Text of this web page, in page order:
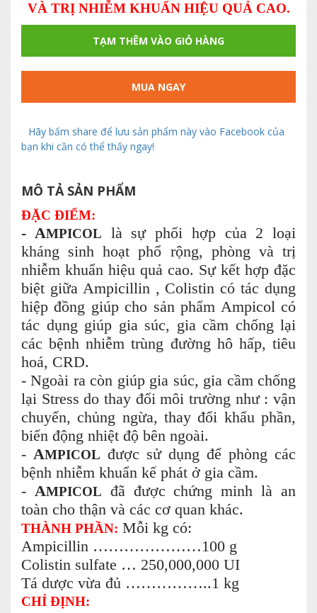
VÀ TRỊ NHIỄM KHUẨN HIỆU QUẢ CAO.
TẠM THÊM VÀO GIỎ HÀNG
MUA NGAY
Hãy bấm share để lưu sản phẩm này vào Facebook của
bạn khi cần có thể thấy ngay!
MÔ TẢ SẢN PHẨM
ĐẶC ĐIỂM:
- AMPICOL
là sự phối hợp của 2 loại
kháng sinh hoạt phổ rộng, phòng và trị
nhiễm khuẩn hiệu quả cao. Sự kết hợp đặc
biệt giữa Ampicillin , Colistin có tác dụng
hiệp đồng giúp cho sản phẩm Ampicol có
tác dụng giúp gia súc, gia cầm chống lại
các bệnh nhiễm trùng đường hô hấp, tiêu
hoá, CRD.
- Ngoài ra còn giúp gia súc, gia cầm chống
lại Stress do thay đổi môi trường như : vận
chuyển, chủng ngừa, thay đổi khẩu phần,
biến động nhiệt độ bên ngoài.
- AMPICOL được sử dụng để phòng các
bệnh nhiễm khuẩn kế phát ở gia cầm.
- AMPICOL
đã được chứng minh là an
toàn cho thận và các cơ quan khác.
THÀNH PHẦN: Mỗi kg có:
Ampicillin …………………100 g
Colistin sulfate … 250,000,000 UI
Tá dược vừa đủ ……………..1 kg
CHỈ ĐỊNH: